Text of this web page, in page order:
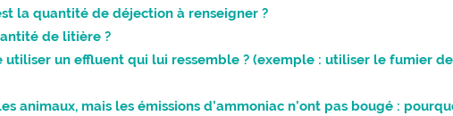
la quantité de déjection à renseigner ?
de litière ?
utiliser un effluent qui lui ressemble ? (exemple : utiliser le fumier
animaux, mais les émissions d’ammoniac n’ont pas bougé :